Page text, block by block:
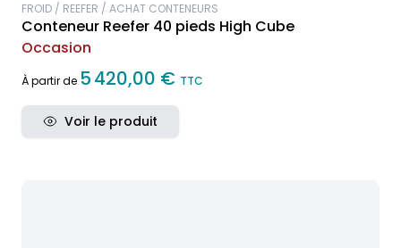
FROID / REEFER / ACHAT CONTENEURS
Conteneur Reefer 40 pieds High Cube
Occasion
À partir de 5 420,00 € TTC
Voir le produit